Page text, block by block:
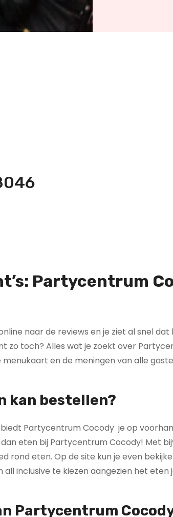
Partycentrum
naar de reviews en je ziet al snel
zo toch? Alles wat je zoekt over
en de meningen van alle
kan bestellen?
Partycentrum Cocody je op
eten bij Partycentrum Cocody! Met
rond eten. Op de site kun je even
inclusive te kiezen aangezien het
Partycentrum